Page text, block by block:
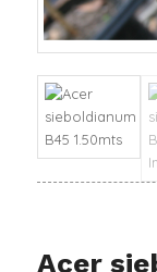
Acer